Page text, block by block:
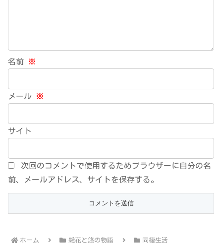
名前 ※
メール ※
サイト
次回のコメントで使用するためブラウザーに自分の名
前、メールアドレス、サイトを保存する。
ホーム 総花と悠の物語 同棲生活